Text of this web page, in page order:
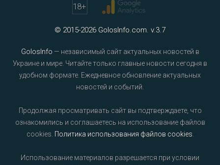
18+
© 2015-2026 GolosInfo.com. v.3.7
GolosInfo — независимый сайт актуальных новостей в
Украине и мире. Читайте только главные новости сегодня в
удобном формате. Ежедневное обновление актуальных
новостей и событий.
Продолжая просматривать сайт вы подтверждаете, что
ознакомились и соглашаетесь на использование файлов
cookies. Политика использования файлов cookies
Использование материалов разрешается при условии